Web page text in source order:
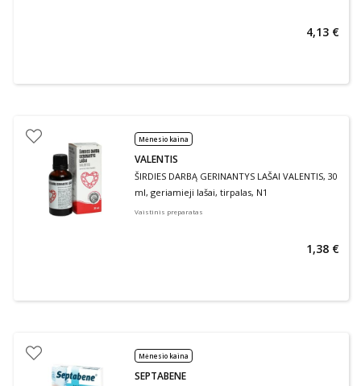
4,13 €
Mėnesio kaina
VALENTIS
ŠIRDIES DARBĄ GERINANTYS LAŠAI VALENTIS, 30
ml, geriamieji lašai, tirpalas, N1
Vaistinis preparatas
1,38 €
Mėnesio kaina
SEPTABENE